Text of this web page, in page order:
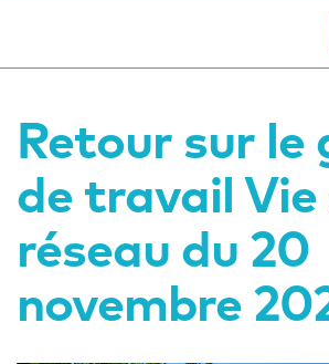
Retour sur le
de travail Vie
réseau du 20
novembre